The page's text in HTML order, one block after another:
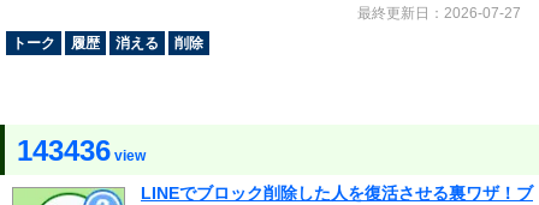
最終更新日：2026-07-27
トーク
履歴 消える 削除
143436 view
LINEでブロック削除した人を復活させる裏ワザ！ブ